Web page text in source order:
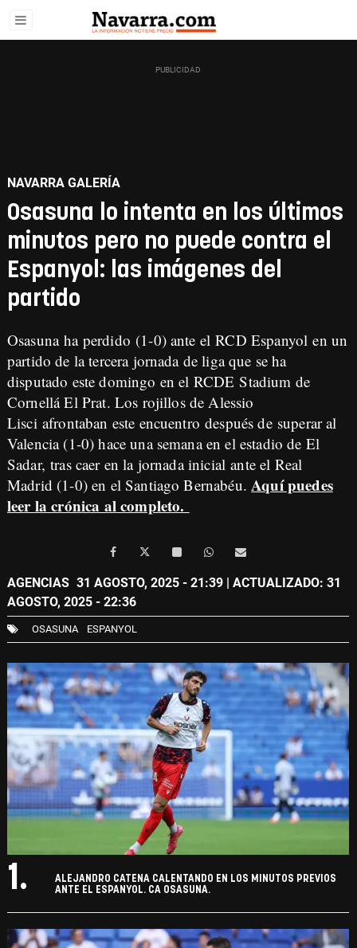
NAVARRA GALERÍA
Osasuna lo intenta en los últimos
minutos pero no puede contra el
Espanyol: las imágenes del
partido
Osasuna ha perdido (1-0) ante el RCD Espanyol en un
partido de la tercera jornada de liga que se ha
disputado este domingo en el RCDE Stadium de
Cornellá El Prat. Los rojillos de Alessio
Lisci afrontaban este encuentro después de superar al
Valencia (1-0) hace una semana en el estadio de El
Sadar, tras caer en la jornada inicial ante el Real
Madrid (1-0) en el Santiago Bernabéu.Aquí puedes
leer la crónica al completo.
AGENCIAS 31 AGOSTO, 2025 - 21:39 | ACTUALIZADO: 31
AGOSTO, 2025 - 22:36
OSASUNA ESPANYOL
1.
ALEJANDRO CATENA CALENTANDO EN LOS MINUTOS PREVIOS
ANTE EL ESPANYOL. CA OSASUNA.